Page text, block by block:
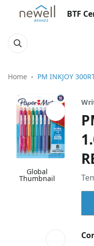
BTF
Home PM INKJOY
Global
Thumbnail